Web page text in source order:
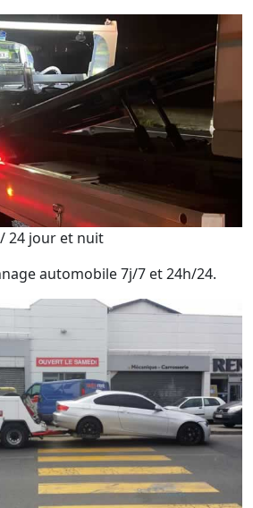
24 jour et nuit
automobile 7j/7 et 24h/24.